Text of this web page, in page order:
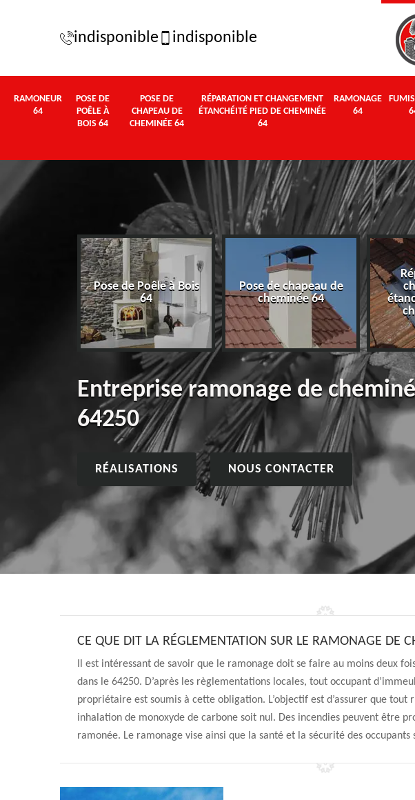
indisponible indisponible
RAMONEUR
64
POSE DE
POÊLE À
BOIS 64
POSE DE
CHAPEAU DE
CHEMINÉE 64
RÉPARATION ET CHANGEMENT
ÉTANCHÉITÉ PIED DE CHEMINÉE
64
RAMONAGE
64
Pose de Poêle à Bois
64
Pose de chapeau de
cheminée 64
Entreprise ramonage de
64250
RÉALISATIONS NOUS CONTACTER
CE QUE DIT LA RÉGLEMENTATION SUR LE RAMONAGE DE
Il est intéressant de savoir que le ramonage doit se faire au moins deux
dans le 64250. D’après les règlementations locales, tout occupant
propriétaire est soumis à cette obligation. L’objectif est d’assurer que tout
inhalation de monoxyde de carbone soit nul. Des incendies peuvent être
ramonée. Le ramonage vise ainsi que la santé et la sécurité des occupants